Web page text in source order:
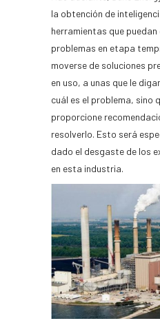
la obtención de
herramientas que
problemas en etapa
moverse de soluciones
en uso, a unas que le
cuál es el problema, sino
proporcione
resolverlo. Esto será
dado el desgaste de los
en esta industria.